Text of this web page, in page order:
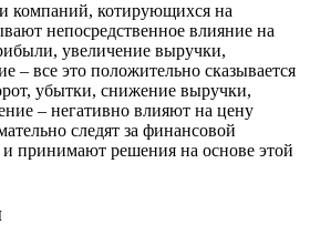
компаний, котирующихся на
непосредственное влияние на
увеличение выручки,
– все это положительно сказывается
убытки, снижение выручки,
– негативно влияют на цену
следят за финансовой
принимают решения на основе этой